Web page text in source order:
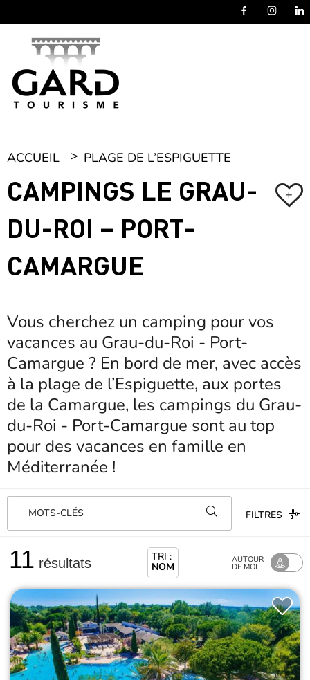
ACCUEIL PLAGE DE L’ESPIGUETTE
CAMPINGS LE GRAU-
DU-ROI – PORT-
CAMARGUE
+
Vous cherchez un camping pour vos
vacances au Grau-du-Roi - Port-
Camargue ? En bord de mer, avec accès
à la plage de l’Espiguette, aux portes
de la Camargue, les campings du Grau-
du-Roi - Port-Camargue sont au top
pour des vacances en famille en
Méditerranée !
MOTS-CLÉS FILTRES
11 résultats TRI :
NOM
AUTOUR
DE MOI